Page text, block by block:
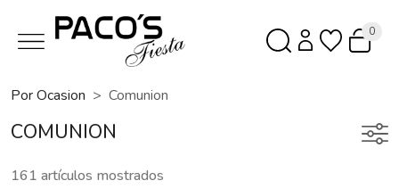
0
Por Ocasion Comunion
COMUNION
161 artículos mostrados